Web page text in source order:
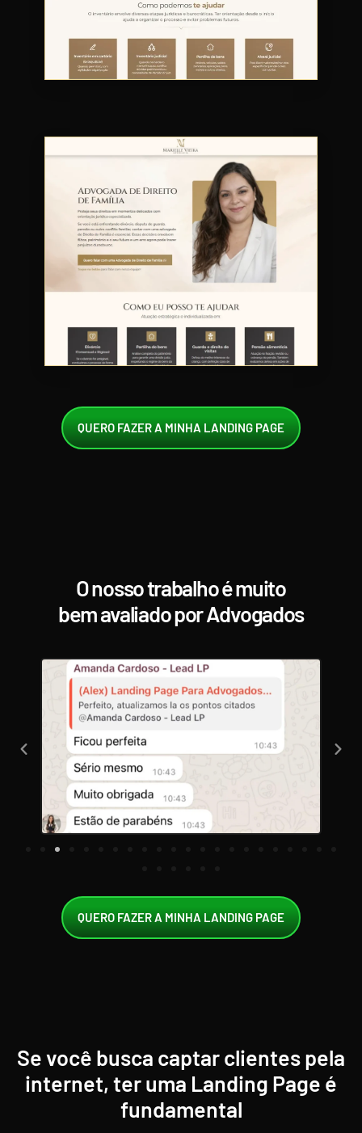
QUERO FAZER A MINHA LANDING PAGE
O nosso trabalho é muito
bem avaliado por Advogados
QUERO FAZER A MINHA LANDING PAGE
Se você busca captar clientes pela
internet, ter uma Landing Page é
fundamental